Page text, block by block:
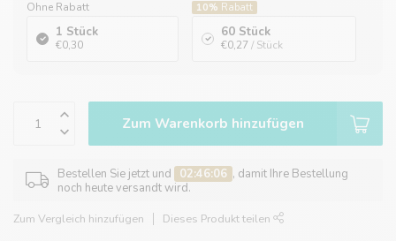
Ohne Rabatt
1 Stück
€0,30
10% Rabatt
60 Stück
€0,27/ Stück
Zum Warenkorb hinzufügen
Bestellen Sie jetzt und 02:46:06 , damit Ihre Bestellung
noch heute versandt wird.
Zum Vergleich hinzufügen Dieses Produkt teilen